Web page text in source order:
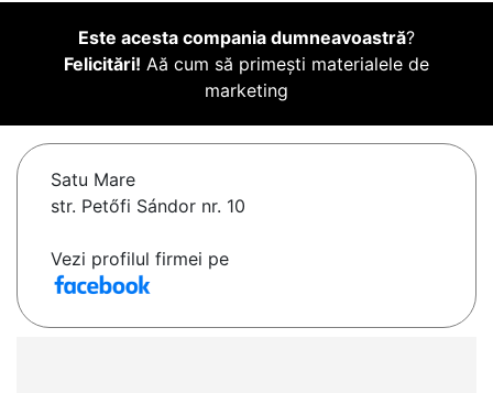
Este acesta compania dumneavoastră?
Felicitări! Aă cum să primești materialele de
marketing
Satu Mare
str. Petőfi Sándor nr. 10
Vezi profilul firmei pe